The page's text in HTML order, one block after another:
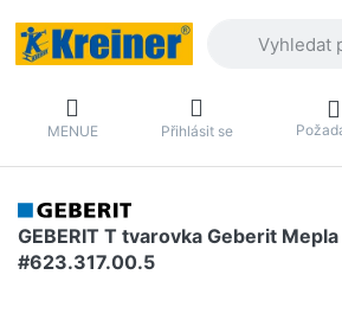
MENUE Přihlásit se
GEBERIT T tvarovka Geberit
#623.317.00.5